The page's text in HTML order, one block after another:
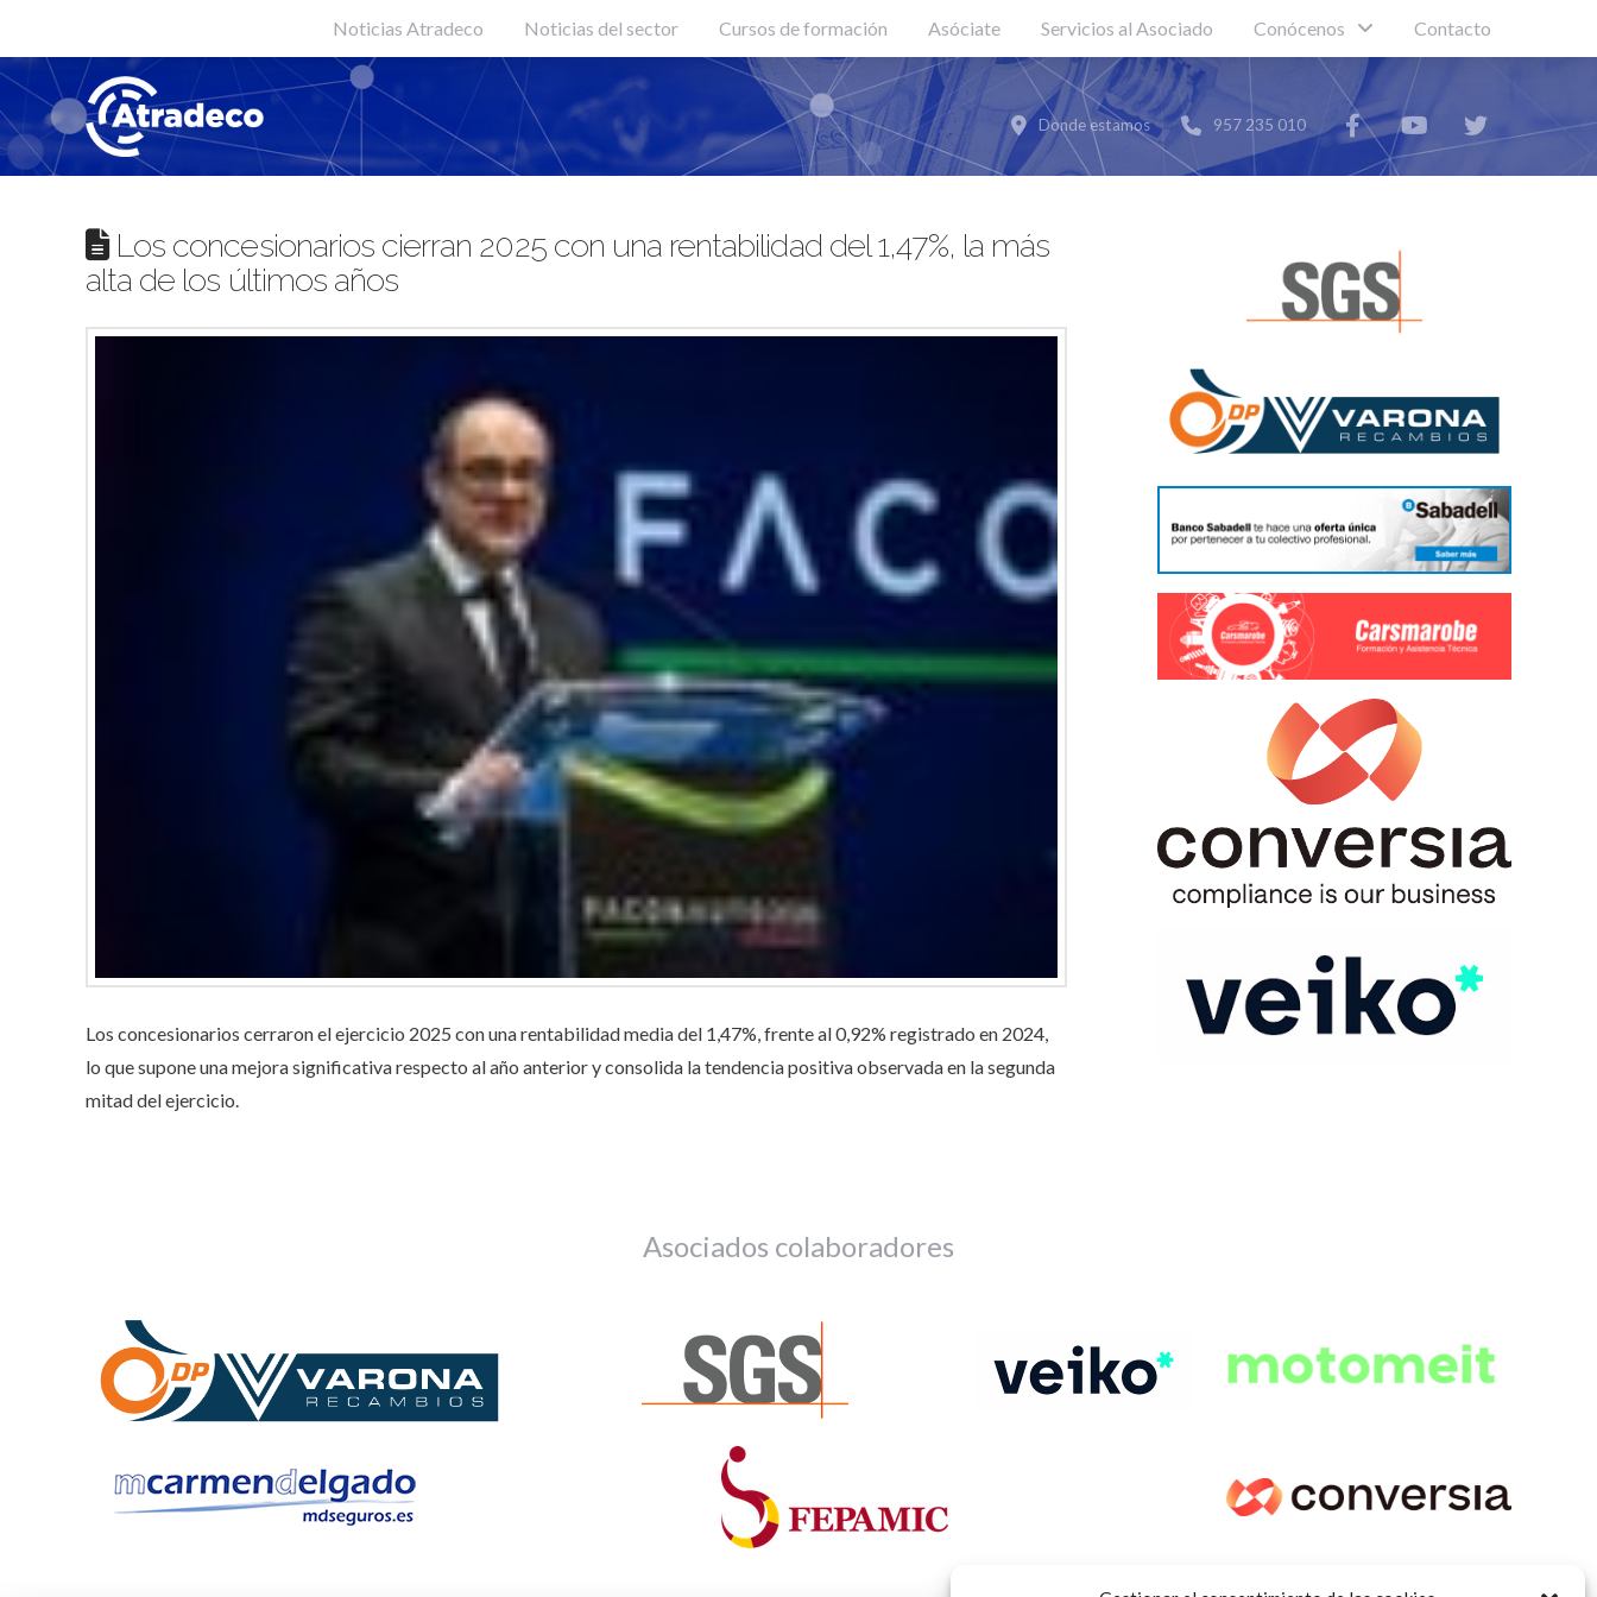
Noticias Atradeco Noticias del sector Cursos de formación Asóciate Servicios al Asociado Conócenos Contacto
Donde estamos 957 235 010
Los concesionarios cierran 2025 con una rentabilidad del 1,47%, la más
alta de los últimos años
Los concesionarios cerraron el ejercicio 2025 con una rentabilidad media del 1,47%, frente al 0,92% registrado en 2024,
lo que supone una mejora significativa respecto al año anterior y consolida la tendencia positiva observada en la segunda
mitad del ejercicio.
Asociados colaboradores